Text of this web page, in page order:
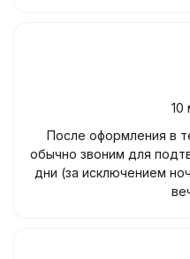
10
После оформления в
обычно звоним для
дни (за исключением